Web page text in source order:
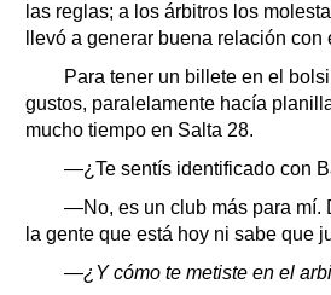
las reglas; a los árbitros los
llevó a generar buena relación con
Para tener un billete en el
gustos, paralelamente hacía
mucho tiempo en Salta 28.
—¿Te sentís identificado con
—No, es un club más para mí.
la gente que está hoy ni sabe que
—¿Y cómo te metiste en el